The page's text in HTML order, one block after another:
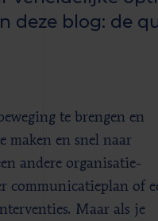
deze blog: de
te brengen en
maken en snel naar
andere organisatie-
communicatieplan of
Maar als je